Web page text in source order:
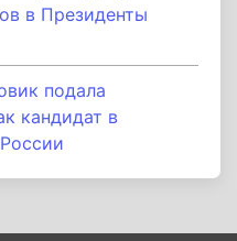
в Президенты
подала
кандидат в